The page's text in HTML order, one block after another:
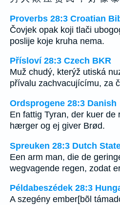
Proverbs 28:3 Croatian
Čovjek opak koji tlači
poslije koje kruha nema.
Přísloví 28:3 Czech BKR
Muž chudý, kterýž utiská
přívalu zachvacujícímu, za
Ordsprogene 28:3 Danish
En fattig Tyran, der kuer de
hærger og ej giver Brød.
Spreuken 28:3 Dutch
Een arm man, die de
wegvagende regen, zodat
Példabeszédek 28:3
A szegény ember[bõl